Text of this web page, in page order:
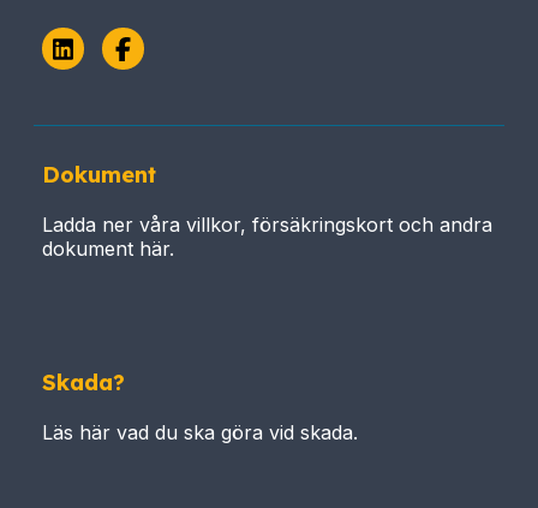
LinkedInFacebook
Dokument
Ladda ner våra villkor, försäkringskort och andra
dokument här.
Skada?
Läs här vad du ska göra vid skada.